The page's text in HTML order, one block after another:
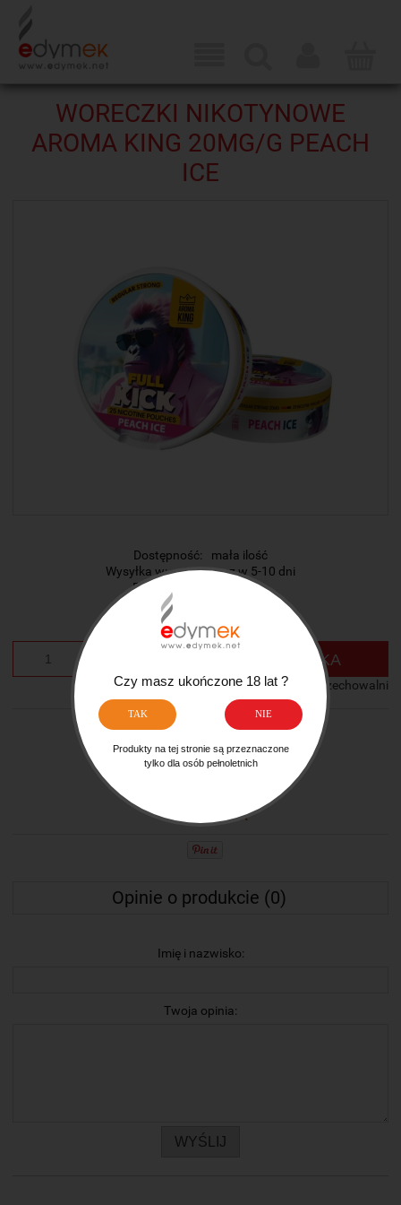
WORECZKI NIKOTYNOWE
AROMA KING 20MG/G PEACH
ICE
Dostępność:
mała ilość
Wysyłka w:
otrzymasz w 5-10 dni
Producent:
Aroma KIng
Cena:
DO KOSZYKA
dodaj do przechowalni
Ocena:
zapytaj o produkt
dodaj opinię
Opinie o produkcie (0)
Imię i nazwisko:
Twoja opinia:
WYŚLIJ
Czy masz ukończone 18 lat ?
TAK NIE
Produkty na tej stronie są przeznaczone
tylko dla osób pełnoletnich